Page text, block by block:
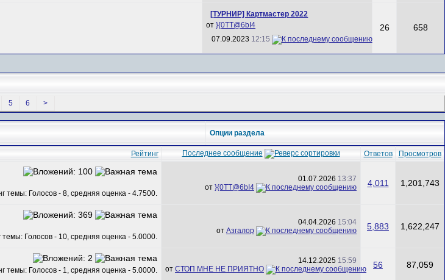
[ТУРНИР] Картмастер 2022
от }{0TT@6bI4
07.09.2023 12:15
26 658
5 6 >
Опции раздела
Рейтинг Последнее сообщение Ответов Просмотров
01.07.2026 13:37
от }{0TT@6bI4 4,011 1,201,743
04.04.2026 15:04
от Азгалор 5,883 1,622,247
14.12.2025 15:59
от СТОП МНЕ НЕ ПРИЯТНО 56 87,059